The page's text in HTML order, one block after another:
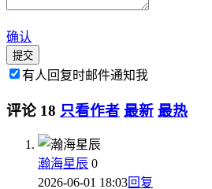
确认
提交
有人回复时邮件通知我
评论 18 只看作者 最新 最热
瀚海星辰 0
2026-06-01 18:03回复